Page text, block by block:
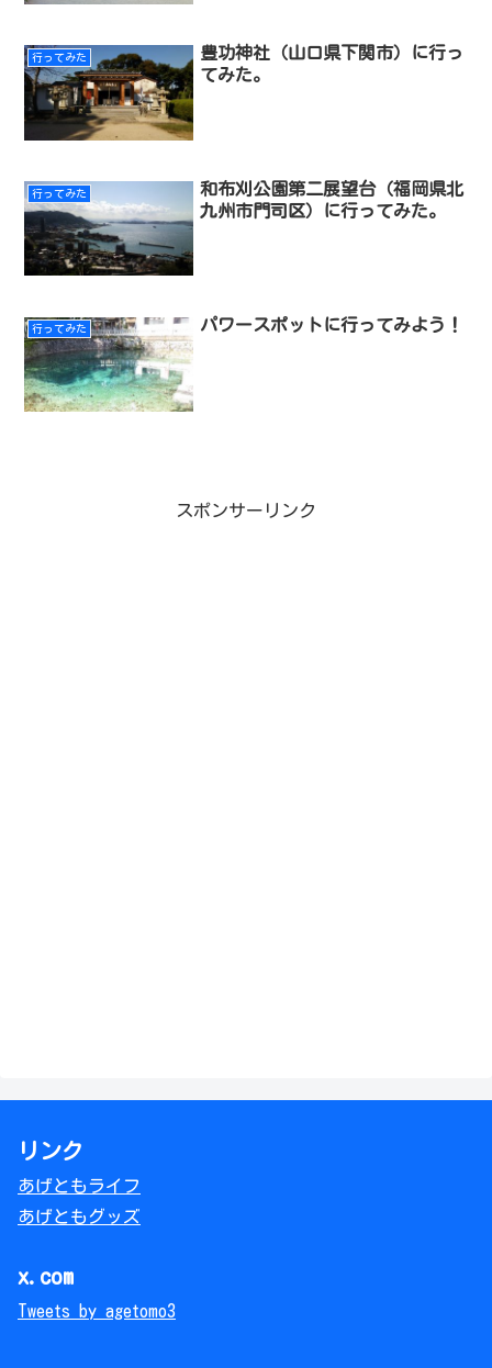
行ってみた
豊功神社（山口県下関市）に行っ
てみた。
行ってみた
和布刈公園第二展望台（福岡県北
九州市門司区）に行ってみた。
行ってみた パワースポットに行ってみよう！
スポンサーリンク
リンク
あげともライフ
あげともグッズ
x.com
Tweets by agetomo3